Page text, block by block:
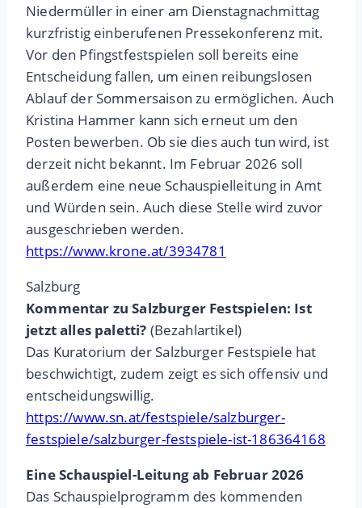
Niedermüller in einer am Dienstagnachmittag
kurzfristig einberufenen Pressekonferenz mit.
Vor den Pfingstfestspielen soll bereits eine
Entscheidung fallen, um einen reibungslosen
Ablauf der Sommersaison zu ermöglichen. Auch
Kristina Hammer kann sich erneut um den
Posten bewerben. Ob sie dies auch tun wird, ist
derzeit nicht bekannt. Im Februar 2026 soll
außerdem eine neue Schauspielleitung in Amt
und Würden sein. Auch diese Stelle wird zuvor
ausgeschrieben werden.
https://www.krone.at/3934781
Salzburg
Kommentar zu Salzburger Festspielen: Ist
jetzt alles paletti? (Bezahlartikel)
Das Kuratorium der Salzburger Festspiele hat
beschwichtigt, zudem zeigt es sich offensiv und
entscheidungswillig.
https://www.sn.at/festspiele/salzburger-
festspiele/salzburger-festspiele-ist-186364168
Eine Schauspiel-Leitung ab Februar 2026
Das Schauspielprogramm des kommenden